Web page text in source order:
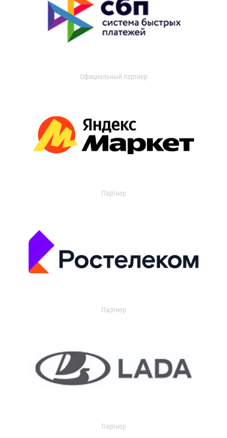
Официальный партнер
Партнер
Партнер
Партнер